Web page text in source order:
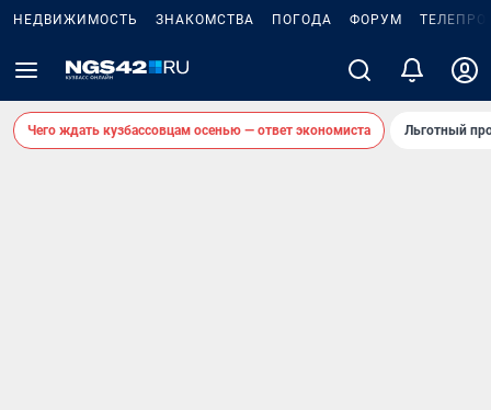
НЕДВИЖИМОСТЬ ЗНАКОМСТВА ПОГОДА ФОРУМ
Чего ждать кузбассовцам осенью — ответ экономиста Льготный